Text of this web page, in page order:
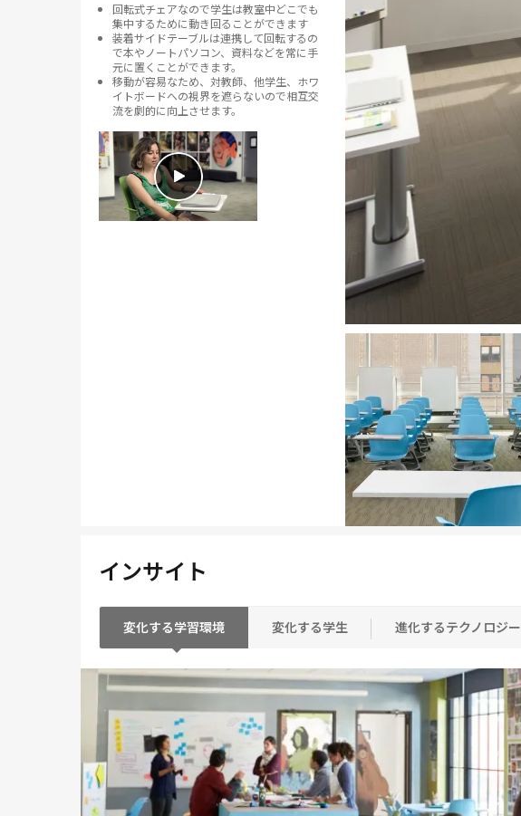
回転式チェアなので学生は教室中どこでも
集中するために動き回ることができます
装着サイドテーブルは連携して回転するの
で本やノートパソコン、資料などを常に手
元に置くことができます。
移動が容易なため、対教師、他学生、ホワ
イトボードへの視界を遮らないので相互交
流を劇的に向上させます。
インサイト
変化する学習環境 変化する学生 進化するテクノロジー